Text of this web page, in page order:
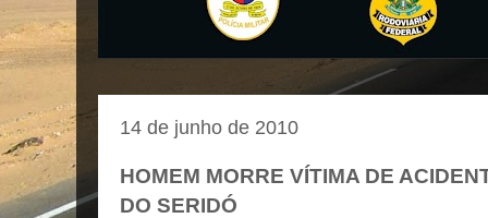
14 de junho de 2010
HOMEM MORRE VÍTIMA DE
DO SERIDÓ